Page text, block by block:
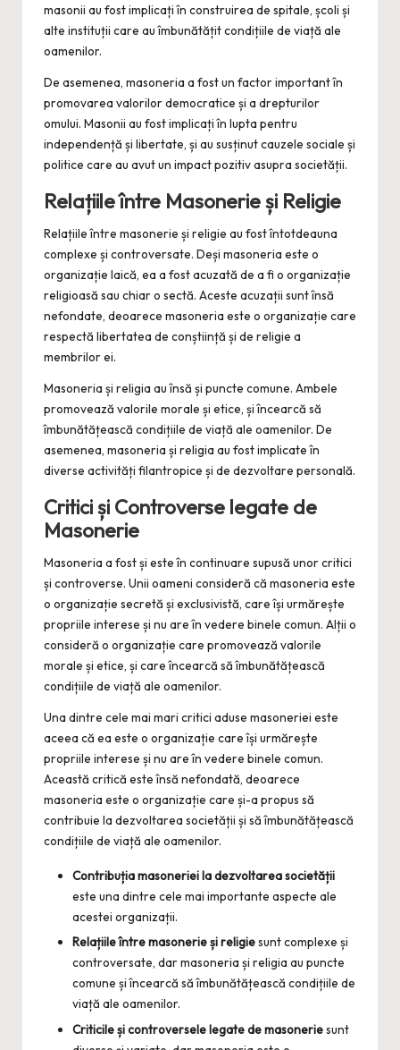
masonii au fost implicați în construirea de spitale, școli și
alte instituții care au îmbunătățit condițiile de viață ale
oamenilor.
De asemenea, masoneria a fost un factor important în
promovarea valorilor democratice și a drepturilor
omului. Masonii au fost implicați în lupta pentru
independență și libertate, și au susținut cauzele sociale și
politice care au avut un impact pozitiv asupra societății.
Relațiile între Masonerie și Religie
Relațiile între masonerie și religie au fost întotdeauna
complexe și controversate. Deși masoneria este o
organizație laică, ea a fost acuzată de a fi o organizație
religioasă sau chiar o sectă. Aceste acuzații sunt însă
nefondate, deoarece masoneria este o organizație care
respectă libertatea de conștiință și de religie a
membrilor ei.
Masoneria și religia au însă și puncte comune. Ambele
promovează valorile morale și etice, și încearcă să
îmbunătățească condițiile de viață ale oamenilor. De
asemenea, masoneria și religia au fost implicate în
diverse activități filantropice și de dezvoltare personală.
Critici și Controverse legate de
Masonerie
Masoneria a fost și este în continuare supusă unor critici
și controverse. Unii oameni consideră că masoneria este
o organizație secretă și exclusivistă, care își urmărește
propriile interese și nu are în vedere binele comun. Alții o
consideră o organizație care promovează valorile
morale și etice, și care încearcă să îmbunătățească
condițiile de viață ale oamenilor.
Una dintre cele mai mari critici aduse masoneriei este
aceea că ea este o organizație care își urmărește
propriile interese și nu are în vedere binele comun.
Această critică este însă nefondată, deoarece
masoneria este o organizație care și-a propus să
contribuie la dezvoltarea societății și să îmbunătățească
condițiile de viață ale oamenilor.
Contribuția masoneriei la dezvoltarea societății
este una dintre cele mai importante aspecte ale
acestei organizații.
Relațiile între masonerie și religiesunt complexe și
controversate, dar masoneria și religia au puncte
comune și încearcă să îmbunătățească condițiile de
viață ale oamenilor.
Criticile și controversele legate de masoneriesunt